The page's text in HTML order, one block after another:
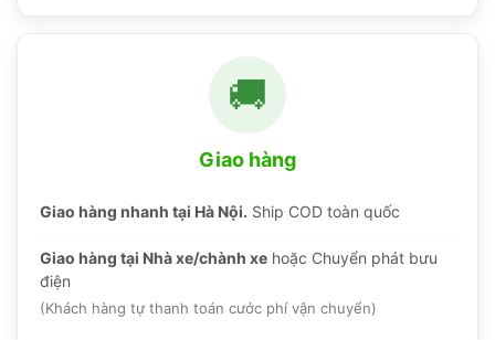
🚚
Giao hàng
Giao hàng nhanh tại Hà Nội. Ship COD toàn quốc
Giao hàng tại Nhà xe/chành xe hoặc Chuyển phát bưu
điện
(Khách hàng tự thanh toán cước phí vận chuyển)